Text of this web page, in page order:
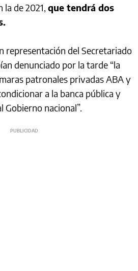
de 2021, que tendrá dos
representación del Secretariado
denunciado por la tarde “la
patronales privadas ABA y
a la banca pública y
nacional”.